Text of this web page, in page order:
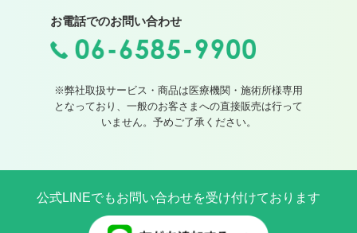
お電話でのお問い合わせ
※弊社取扱サービス・商品は医療機関・施術所様専用
となっており、一般のお客さまへの直接販売は行って
いません。予めご了承ください。
公式LINEでもお問い合わせを受け付けております